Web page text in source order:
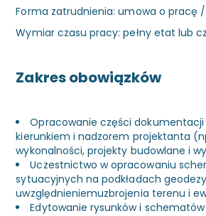
Forma zatrudnienia: umowa o pracę
Wymiar czasu pracy: pełny etat lub
Zakres obowiązków
Opracowanie części
kierunkiem i nadzorem projektanta
wykonalności, projekty budowlane i
Uczestnictwo w opracowaniu
sytuacyjnych na podkładach
uwzględnieniemuzbrojenia terenu i
Edytowanie rysunków i